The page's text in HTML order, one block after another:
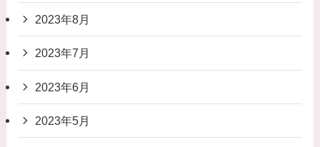
2023年8月
2023年7月
2023年6月
2023年5月